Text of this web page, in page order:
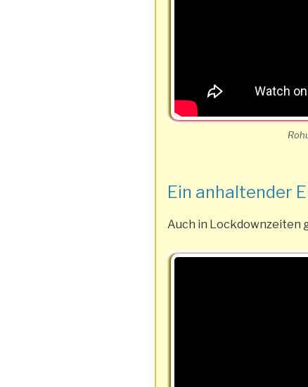
Ein anhaltender
Auch in Lockdownzeiten